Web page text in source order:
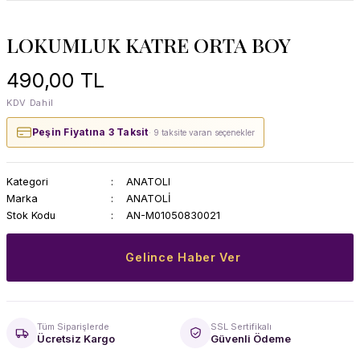
LOKUMLUK KATRE ORTA BOY
490,00 TL
KDV Dahil
Peşin Fiyatına 3 Taksit· 9 taksite varan seçenekler
Kategori
ANATOLI
Marka
ANATOLİ
Stok Kodu
AN-M01050830021
Gelince Haber Ver
Tüm Siparişlerde
Ücretsiz Kargo
SSL Sertifikalı
Güvenli Ödeme